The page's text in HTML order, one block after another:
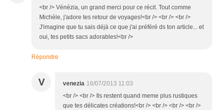
<br /> Vénézia, un grand merci pour ce récit. Tout comme
Michèle, j'adore tes retour de voyages!<br /> <br /> <br />
J'imagine que tu sais déjà ce que j'ai préféré ds ton article... et
oui, tes petits sacs adorables!<br />
Répondre
V venezia 16/07/2013 11:03
<br /> <br /> Ils restent quand meme plus rustiques
que tes délicates créations!<br /> <br /> <br /> <br />